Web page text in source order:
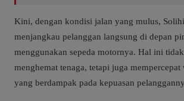
Kini, dengan kondisi jalan yang mulus,
menjangkau pelanggan langsung di depan
menggunakan sepeda motornya. Hal ini
menghemat tenaga, tetapi juga
yang berdampak pada kepuasan